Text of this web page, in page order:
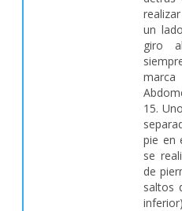
un
giro
15.
pie en
se
de
saltos